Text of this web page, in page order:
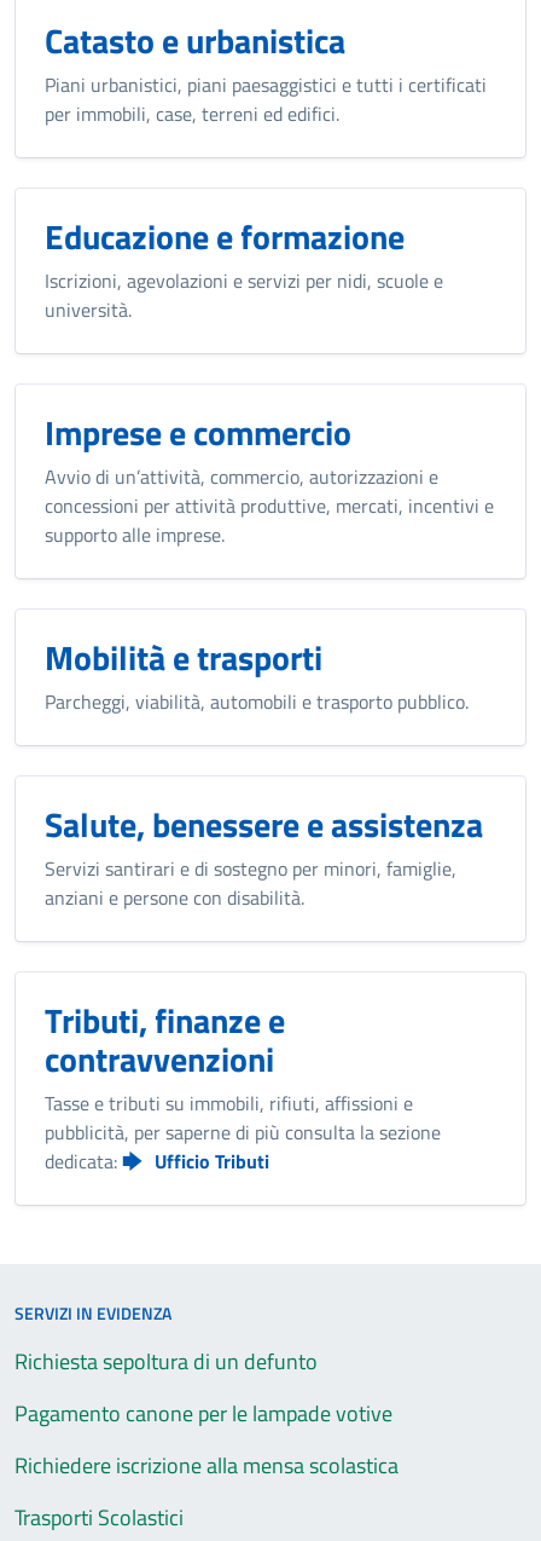
Catasto e urbanistica
Piani urbanistici, piani paesaggistici e tutti i certificati
per immobili, case, terreni ed edifici.
Educazione e formazione
Iscrizioni, agevolazioni e servizi per nidi, scuole e
università.
Imprese e commercio
Avvio di un’attività, commercio, autorizzazioni e
concessioni per attività produttive, mercati, incentivi e
supporto alle imprese.
Mobilità e trasporti
Parcheggi, viabilità, automobili e trasporto pubblico.
Salute, benessere e assistenza
Servizi santirari e di sostegno per minori, famiglie,
anziani e persone con disabilità.
Tributi, finanze e
contravvenzioni
Tasse e tributi su immobili, rifiuti, affissioni e
pubblicità, per saperne di più consulta la sezione
dedicata:
Ufficio Tributi
SERVIZI IN EVIDENZA
Richiesta sepoltura di un defunto
Pagamento canone per le lampade votive
Richiedere iscrizione alla mensa scolastica
Trasporti Scolastici